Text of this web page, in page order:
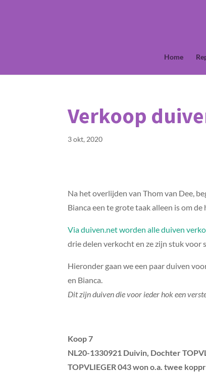
Home
Verkoop
3 okt, 2020
Na het overlijden van Thom van Dee,
Bianca een te grote taak alleen is om
Via duiven.net worden alle duiven
drie delen verkocht en ze zijn stuk voor
Hieronder gaan we een paar duiven
en Bianca.
Dit zijn duiven die voor ieder hok een
Koop 7
NL20-1330921 Duivin, Dochter
TOPVLIEGER 043 won o.a. twee